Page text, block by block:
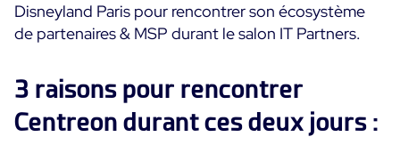
Convergence IT & OT
Observabilité
Supervision des Conteneurs
Supervision du Cloud
Témoignages Clients
Logistique & Commerce
Santé
Technologies
AWS
Disneyland Paris pour rencontrer son écosystème
de partenaires & MSP durant le salon IT Partners.
3 raisons pour rencontrer
Centreon durant ces deux jours :